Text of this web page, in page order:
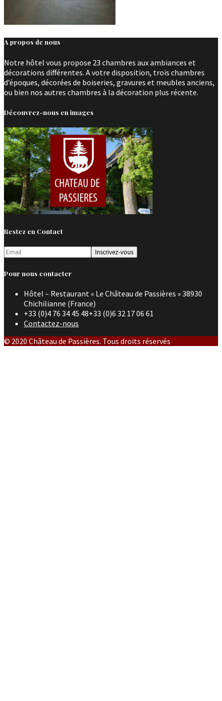
A propos de nous
Notre hôtel vous propose 23 chambres aux ambiances et
décorations différentes. A votre disposition, trois chambres
d’époques, décorées de boiseries, gravures et meubles anciens,
ou bien nos autres chambres à la décoration plus récente.
Découvrez-nous en images
Restez en Contact
Pour nous contacter
Hôtel – Restaurant « Le Château de Passières » 38930
Chichilianne (France)
+33 (0)4 76 34 45 48+33 (0)6 32 17 06 61
Contactez-nous
© 2020 Château de Passières. Tous droits réservés